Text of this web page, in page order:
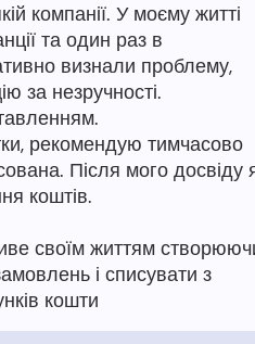
компанії. У моєму житті
та один раз в
визнали проблему,
за незручності.
рекомендую тимчасово
Після мого досвіду
своїм життям
і списувати з
кошти